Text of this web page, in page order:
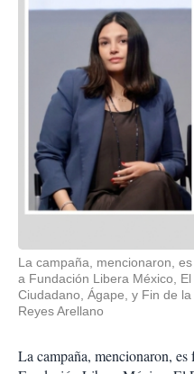
La campaña, mencionaron,
a Fundación Libera México,
Ciudadano, Ágape, y Fin de
Reyes Arellano
La campaña, mencionaron,